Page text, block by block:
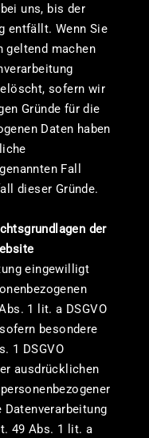
uns, bis der
entfällt. Wenn Sie
geltend machen
sofern wir
Gründe für die
Daten haben
Fall
dieser Gründe.
der
eingewilligt
1 lit. a DSGVO
besondere
1 DSGVO
ausdrücklichen
49 Abs. 1 lit. a